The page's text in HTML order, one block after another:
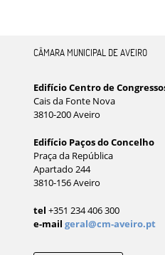
CÂMARA MUNICIPAL DE AVEIRO
Edifício Centro de
Cais da Fonte Nova
3810-200 Aveiro
Edifício Paços do Concelho
Praça da República
Apartado 244
3810-156 Aveiro
tel +351 234 406 300
e-mail geral@cm-aveiro.pt